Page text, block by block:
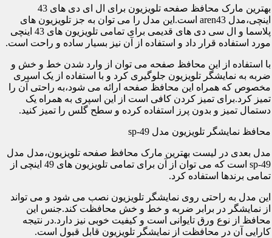
بهترین مارک محافظ صفحه تلویزیون برای ال ای دی های 43
اینچی،مدل aren43 است.این مدل را می توان به جز تلویزیون های
پلاسما و ال سی دی های قدیمی برای تمامی تلویزیون های 43 اینچی
مورد استفاده قرار داد و استفاده از آن نیز بسیار ساده و راحت است.
با استفاده از این محافظ صفحه می توان از وارد شدن خط و خش و
ضربه به نمایشگر تلویزیون جلوگیری کرد و با استفاده از یک اسپری
مخصوص که همراه این محافظ صفحه ارائه می شود،به راحتی آن را
تمیز کرد.برای تمیز کردن کافی است از این اسپری به همراه یک
دستمال تمیز و بدون پرز استفاده کرده و سطح گلس را تمیز کنید.
محافظ نمایشگر تلویزیون مدل sp-49
مدل بعدی در لیست بهترین مارک محافظ صفحه تلویزیون،مدل مدل
sp-49 است که می توان از آن برای تمامی تلویزیون های 49 اینچی از
تمامی برندها استفاده کرد.
این مدل به راحتی روی نمایشگر تلویزیون نصب می شود و می تواند
از نمایشگر در برابر ضربه و خط و خش محافظت کند.جنس این
محافظ از نوع ورق تایوانی است و کیفیت خوبی نیز دارد.در نتیجه
کارایی آن در محافظت از نمایشگر تلویزیون قابل قبول است.